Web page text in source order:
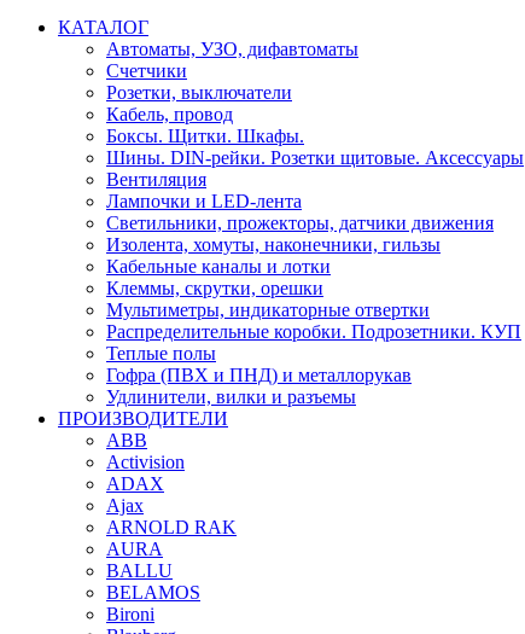
КАТАЛОГ
Автоматы, УЗО, дифавтоматы
Счетчики
Розетки, выключатели
Кабель, провод
Боксы. Щитки. Шкафы.
Шины. DIN-рейки. Розетки щитовые. Аксессуары
Вентиляция
Лампочки и LED-лента
Светильники, прожекторы, датчики движения
Изолента, хомуты, наконечники, гильзы
Кабельные каналы и лотки
Клеммы, скрутки, орешки
Мультиметры, индикаторные отвертки
Распределительные коробки. Подрозетники. КУП
Теплые полы
Гофра (ПВХ и ПНД) и металлорукав
Удлинители, вилки и разъемы
ПРОИЗВОДИТЕЛИ
ABB
Activision
ADAX
Ajax
ARNOLD RAK
AURA
BALLU
BELAMOS
Bironi